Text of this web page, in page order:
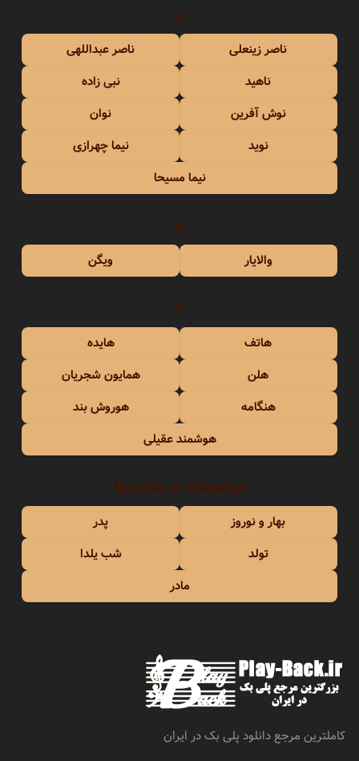
ن
ناصر زینعلی
ناصر عبداللهی
ناهید
نبی زاده
نوش آفرین
نوان
نوید
نیما چهرازی
نیما مسیحا
و
والایار ویگن
ه
هاتف
هایده
هلن
همایون شجریان
هنگامه
هوروش بند
هوشمند عقیلی
موضوعات و مناسبتها
بهار و نوروز
پدر
تولد
شب یلدا
مادر
کاملترین مرجع دانلود پلی بک در ایران